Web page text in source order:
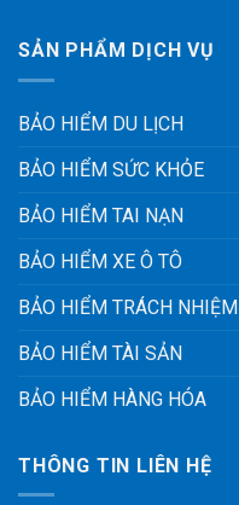
SẢN PHẨM DỊCH VỤ
BẢO HIỂM DU LỊCH
BẢO HIỂM SỨC KHỎE
BẢO HIỂM TAI NẠN
BẢO HIỂM XE Ô TÔ
BẢO HIỂM TRÁCH NHIỆM
BẢO HIỂM TÀI SẢN
BẢO HIỂM HÀNG HÓA
THÔNG TIN LIÊN HỆ